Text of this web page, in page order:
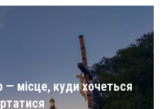
— місце, куди хочеться